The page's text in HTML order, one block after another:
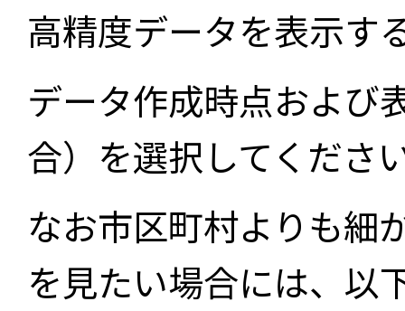
高精度データを表示す
データ作成時点および
合）を選択してくださ
なお市区町村よりも細
を見たい場合には、以